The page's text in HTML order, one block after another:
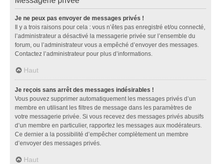
Je ne peux pas envoyer de messages privés !
Il y a trois raisons pour cela : vous n’êtes pas enregistré et/ou connecté,
l’administrateur a désactivé la messagerie privée sur l’ensemble du
forum, ou l’administrateur vous a empêché d’envoyer des messages.
Contactez l’administrateur pour plus d’informations.
Haut
Je reçois sans arrêt des messages indésirables !
Vous pouvez supprimer automatiquement les messages privés d’un
membre en utilisant les filtres de message dans les paramètres de
votre messagerie privée. Si vous recevez des messages privés abusifs
d’un membre en particulier, rapportez les messages aux modérateurs.
Ce dernier a la possibilité d’empêcher complètement un membre
d’envoyer des messages privés.
Haut